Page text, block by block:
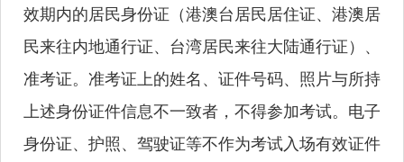
效期内的居民身份证（港澳台居民居住证、港澳居
民来往内地通行证、台湾居民来往大陆通行证）、
准考证。准考证上的姓名、证件号码、照片与所持
上述身份证件信息不一致者，不得参加考试。电子
身份证、护照、驾驶证等不作为考试入场有效证件